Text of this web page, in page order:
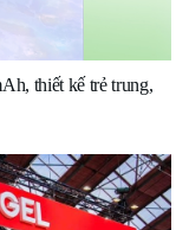
thiết kế trẻ trung,